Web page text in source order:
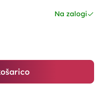
Na zalogi